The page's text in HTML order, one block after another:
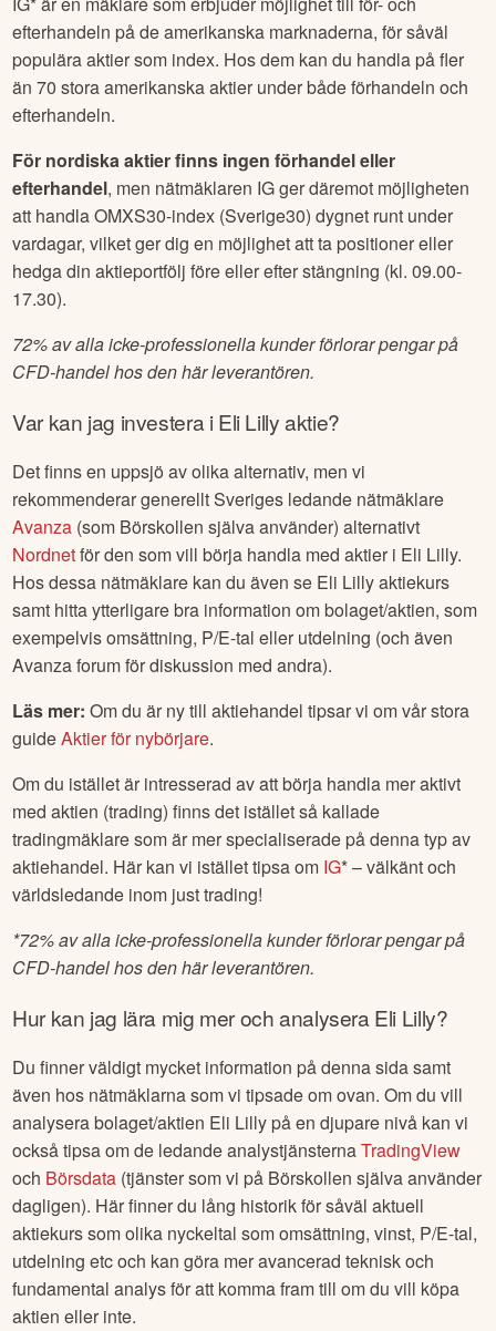
efterhandeln på de amerikanska marknaderna, för såväl
populära aktier som index. Hos dem kan du handla på fler
än 70 stora amerikanska aktier under både förhandeln och
efterhandeln.
För nordiska aktier finns ingen förhandel eller
efterhandel, men nätmäklaren IG ger däremot möjligheten
att handla OMXS30-index (Sverige30) dygnet runt under
vardagar, vilket ger dig en möjlighet att ta positioner eller
hedga din aktieportfölj före eller efter stängning (kl. 09.00-
17.30).
72% av alla icke-professionella kunder förlorar pengar på
CFD-handel hos den här leverantören.
Var kan jag investera iEli Lillyaktie?
Det finns en uppsjö av olika alternativ, men vi
rekommenderar generellt Sveriges ledande nätmäklare
Avanza (som Börskollen själva använder) alternativt
Nordnetför den som vill börja handla med aktier i Eli Lilly.
Hos dessa nätmäklare kan du även se Eli Lillyaktiekurs
samt hitta ytterligare bra information om bolaget/aktien, som
exempelvis omsättning, P/E-tal eller utdelning (och även
Avanza forum för diskussion med andra).
Läs mer: Om du är ny till aktiehandel tipsar vi om vår stora
guideAktier för nybörjare.
Om du istället är intresserad av att börja handla mer aktivt
med aktien (trading) finns det istället så kallade
tradingmäklare som är mer specialiserade på denna typ av
aktiehandel. Här kan vi istället tipsa om IG* – välkänt och
världsledande inom just trading!
*72% av alla icke-professionella kunder förlorar pengar på
CFD-handel hos den här leverantören.
Hur kan jag lära mig mer och analyseraEli Lilly?
Du finner väldigt mycket information på denna sida samt
även hos nätmäklarna som vi tipsade om ovan. Om du vill
analysera bolaget/aktien Eli Lilly på en djupare nivå kan vi
också tipsa om de ledande analystjänsternaTradingView
och Börsdata (tjänster som vi på Börskollen själva använder
dagligen). Här finner du lång historik för såväl aktuell
aktiekurs som olika nyckeltal som omsättning, vinst, P/E-tal,
utdelning etc och kan göra mer avancerad teknisk och
fundamental analys för att komma fram till om du vill köpa
aktien eller inte.